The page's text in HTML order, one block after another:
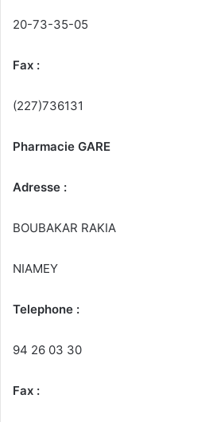
20-73-35-05
Fax :
(227)736131
Pharmacie GARE
Adresse :
BOUBAKAR RAKIA
NIAMEY
Telephone :
94 26 03 30
Fax :